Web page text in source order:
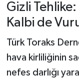
Gizli
Kalbi de
Türk Toraks
hava kirliliğinin
nefes darlığı